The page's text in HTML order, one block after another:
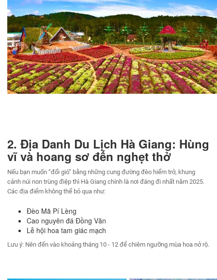
2. Địa Danh Du Lịch Hà Giang: Hùng
vĩ và hoang sơ đến nghẹt thở
Nếu bạn muốn “đổi gió” bằng những cung đường đèo hiểm trở, khung
cảnh núi non trùng điệp thì Hà Giang chính là nơi đáng đi nhất năm 2025.
Các địa điểm không thể bỏ qua như:
Đèo Mã Pí Lèng
Cao nguyên đá Đồng Văn
Lễ hội hoa tam giác mạch
Lưu ý: Nên đến vào khoảng tháng 10 - 12 để chiêm ngưỡng mùa hoa nở rộ.